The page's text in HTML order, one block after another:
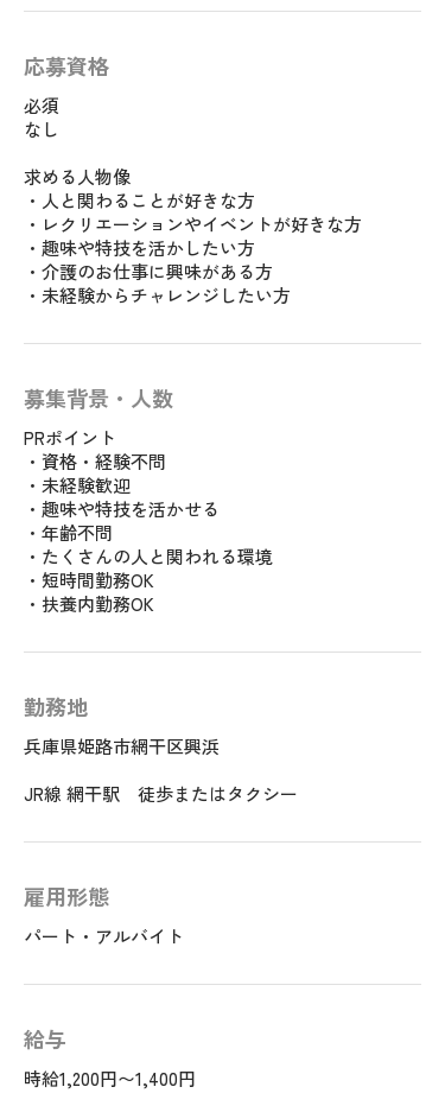
応募資格
必須
なし
求める人物像
・人と関わることが好きな方
・レクリエーションやイベントが好きな方
・趣味や特技を活かしたい方
・介護のお仕事に興味がある方
・未経験からチャレンジしたい方
募集背景・人数
PRポイント
・資格・経験不問
・未経験歓迎
・趣味や特技を活かせる
・年齢不問
・たくさんの人と関われる環境
・短時間勤務OK
・扶養内勤務OK
勤務地
兵庫県姫路市網干区興浜
JR線 網干駅 徒歩またはタクシー
雇用形態
パート・アルバイト
給与
時給1,200円〜1,400円